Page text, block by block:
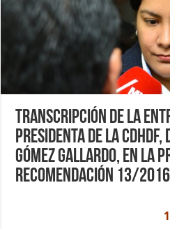
Transcripción de la
Presidenta de la
Gómez Gallardo, en la
Recomendación 13/2016